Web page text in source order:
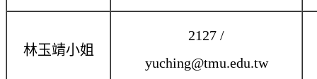
林玉靖小姐
2127 /
yuching@tmu.edu.tw